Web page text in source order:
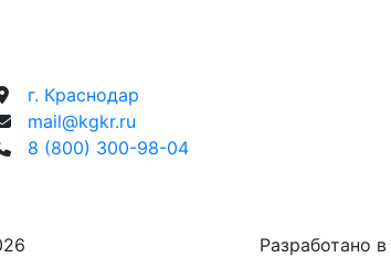
г. Краснодар
mail@kgkr.ru
8 (800) 300-98-04
Разработано в